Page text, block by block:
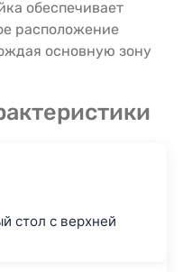
обеспечивает
расположение
основную зону
стол с верхней